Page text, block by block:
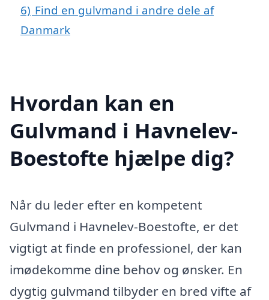
6) Find en gulvmand i andre dele af
Danmark
Hvordan kan en
Gulvmand i Havnelev-
Boestofte hjælpe dig?
Når du leder efter en kompetent
Gulvmand i Havnelev-Boestofte, er det
vigtigt at finde en professionel, der kan
imødekomme dine behov og ønsker. En
dygtig gulvmand tilbyder en bred vifte af